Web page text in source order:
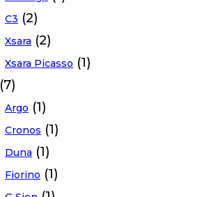
C3 (2)
Xsara (2)
Xsara Picasso (1)
(7)
Argo (1)
Cronos (1)
Duna (1)
Fiorino (1)